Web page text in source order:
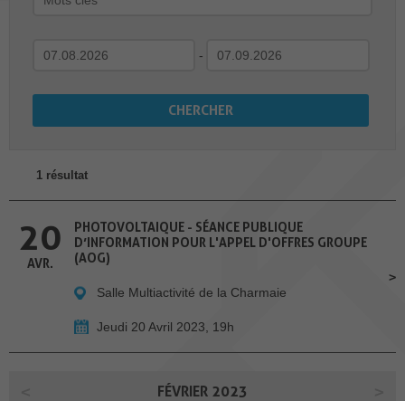
-
1 résultat
20
AVR.
PHOTOVOLTAIQUE - SÉANCE PUBLIQUE
D’INFORMATION POUR L'APPEL D'OFFRES GROUPE
(AOG)
Salle Multiactivité de la Charmaie
Jeudi 20 Avril 2023, 19h
FÉVRIER 2023